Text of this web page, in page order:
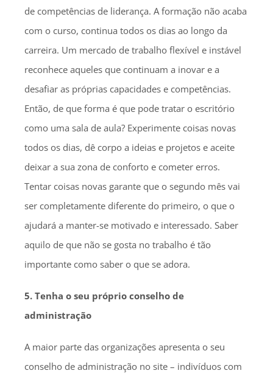
de competências de liderança. A formação não acaba
com o curso, continua todos os dias ao longo da
carreira. Um mercado de trabalho flexível e instável
reconhece aqueles que continuam a inovar e a
desafiar as próprias capacidades e competências.
Então, de que forma é que pode tratar o escritório
como uma sala de aula? Experimente coisas novas
todos os dias, dê corpo a ideias e projetos e aceite
deixar a sua zona de conforto e cometer erros.
Tentar coisas novas garante que o segundo mês vai
ser completamente diferente do primeiro, o que o
ajudará a manter-se motivado e interessado. Saber
aquilo de que não se gosta no trabalho é tão
importante como saber o que se adora.
5. Tenha o seu próprio conselho de
administração
A maior parte das organizações apresenta o seu
conselho de administração no site – indivíduos com